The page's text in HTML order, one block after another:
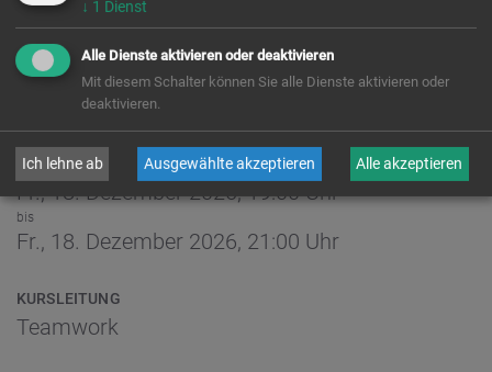
ZEIT
Fr., 18. Dezember 2026,19:00 Uhr
bis
Fr., 18. Dezember 2026, 21:00 Uhr
KURSLEITUNG
Teamwork
↓ 1 Dienst
Alle Dienste aktivieren oder deaktivieren
Mit diesem Schalter können Sie alle Dienste aktivieren oder
deaktivieren.
Ich lehne ab Ausgewählte akzeptieren Alle akzeptieren